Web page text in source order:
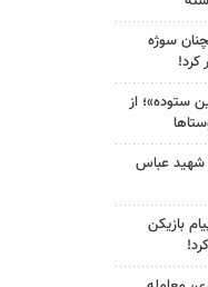
سوژه
کرد!
ستوده»؛ از
شهید عباس
بازیکن